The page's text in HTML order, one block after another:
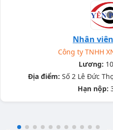
Nhân
Công ty TNHH
Lương:
Địa điểm: Số 2 Lê Đức
Hạn nộp: